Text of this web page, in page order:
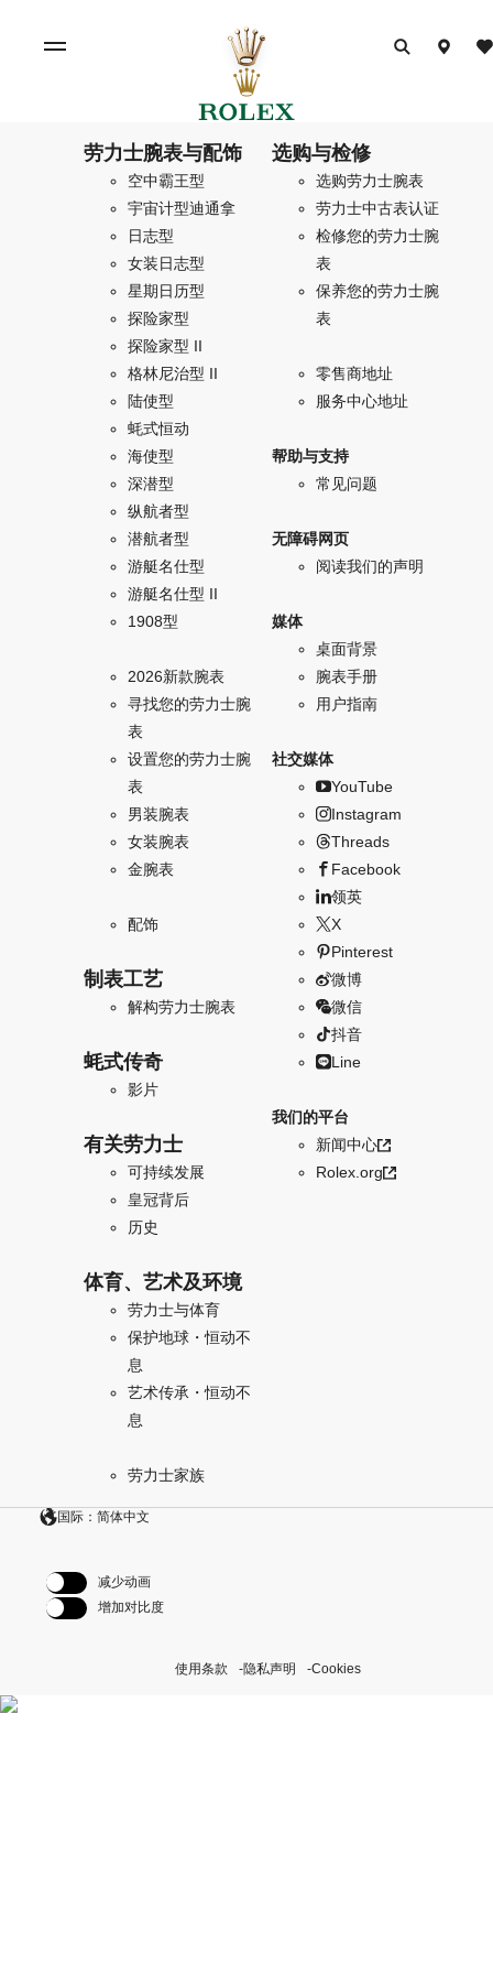
劳力士腕表与配饰
空中霸王型
宇宙计型迪通拿
日志型
女装日志型
星期日历型
探险家型
探险家型 II
格林尼治型 II
陆使型
蚝式恒动
海使型
深潜型
纵航者型
潜航者型
游艇名仕型
游艇名仕型 II
1908型
2026新款腕表
寻找您的劳力士腕
表
设置您的劳力士腕
表
男装腕表
女装腕表
金腕表
配饰
制表工艺
解构劳力士腕表
蚝式传奇
影片
有关劳力士
可持续发展
皇冠背后
历史
体育、艺术及环境
劳力士与体育
保护地球・恒动不
息
艺术传承・恒动不
息
劳力士家族
选购与检修
选购劳力士腕表
劳力士中古表认证
检修您的劳力士腕
表
保养您的劳力士腕
表
零售商地址
服务中心地址
帮助与支持
常见问题
无障碍网页
阅读我们的声明
媒体
桌面背景
腕表手册
用户指南
社交媒体
YouTube
Instagram
Threads
Facebook
领英
X
Pinterest
微博
微信
抖音
Line
我们的平台
新闻中心
Rolex.org
国际：简体中文
减少动画
增加对比度
使用条款 隐私声明 Cookies